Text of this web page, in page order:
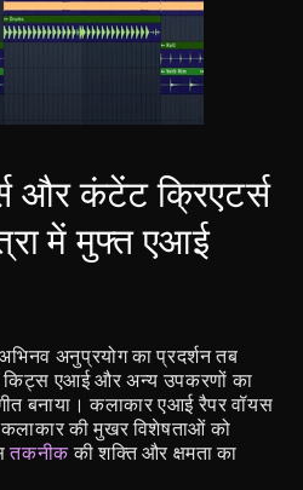
और कंटेंट क्रिएटर्स
में मुफ्त एआई
अनुप्रयोग का प्रदर्शन तब
किट्स एआई और अन्य उपकरणों का
बनाया। कलाकार एआई रैपर वॉयस
की मुखर विशेषताओं को
तकनीक की शक्ति और क्षमता का